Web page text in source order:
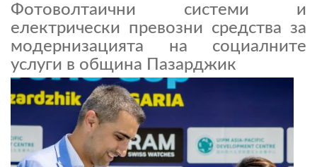
Фотоволтаични системи и
електрически превозни средства за
модернизацията на социалните
услуги в община Пазарджик